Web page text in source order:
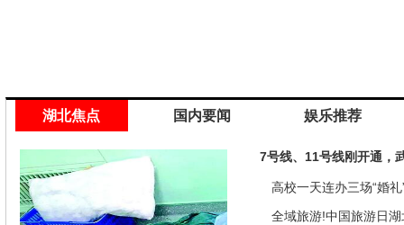
湖北焦点 国内要闻 娱乐推荐
7号线、11号线刚开通，
高校一天连办三场“婚
来是因为…
全域旅游!中国旅游日